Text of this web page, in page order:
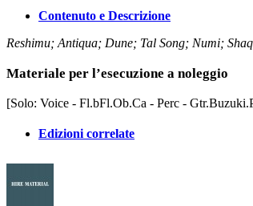
Contenuto e Descrizione
Reshimu; Antiqua; Dune; Tal Song; Numi;
Materiale per l’esecuzione a noleggio
[Solo: Voice - Fl.bFl.Ob.Ca - Perc -
Edizioni correlate